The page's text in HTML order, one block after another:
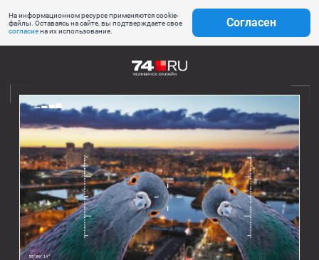
На информационном ресурсе применяются cookie-
файлы. Оставаясь на сайте, вы подтверждаете свое
согласиена их использование.
Согласен